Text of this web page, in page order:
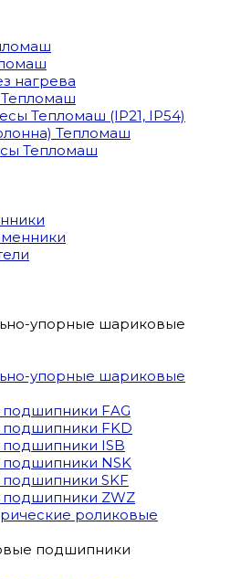
нагрева
Тепломаш (IP21, IP54)
Тепломаш
Тепломаш
упорные шариковые
упорные шариковые
FAG
FKD
ISB
NSK
SKF
ZWZ
роликовые
подшипники